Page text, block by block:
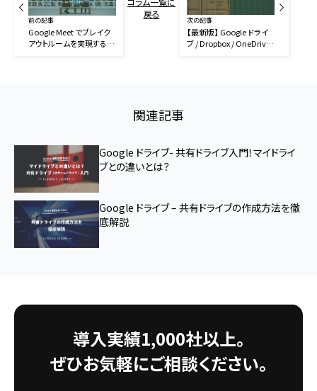
前の記事
Google Meet でブレイク
アウトルームを実現する手
戻る
次の記事
【最新版】 Google ドライ
ブ / Dropbox / OneDrive
関連記事
Google ドライブ- 共有ドライブ入門！マイドライ
ブとの違いとは？
Google ドライブ – 共有ドライブの作成方法を徹
底解説
導入実績1,000社以上。
ぜひお気軽にご相談ください。